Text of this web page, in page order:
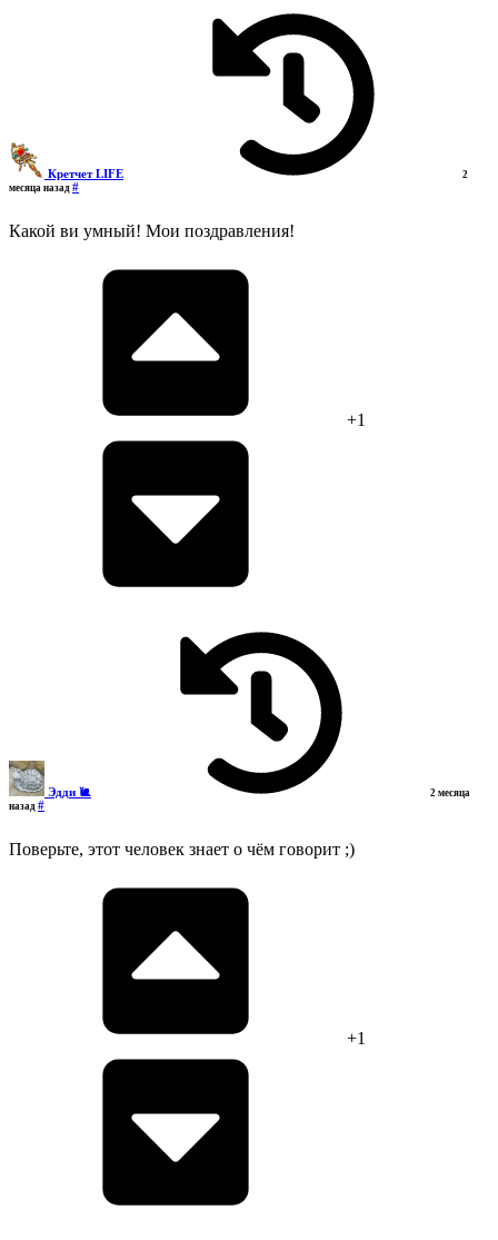
Кретчет LIFE
2
месяца назад #
Какой ви умный! Мои поздравления!
+1
Эдди 🐌
2 месяца
назад #
Поверьте, этот человек знает о чём говорит ;)
+1